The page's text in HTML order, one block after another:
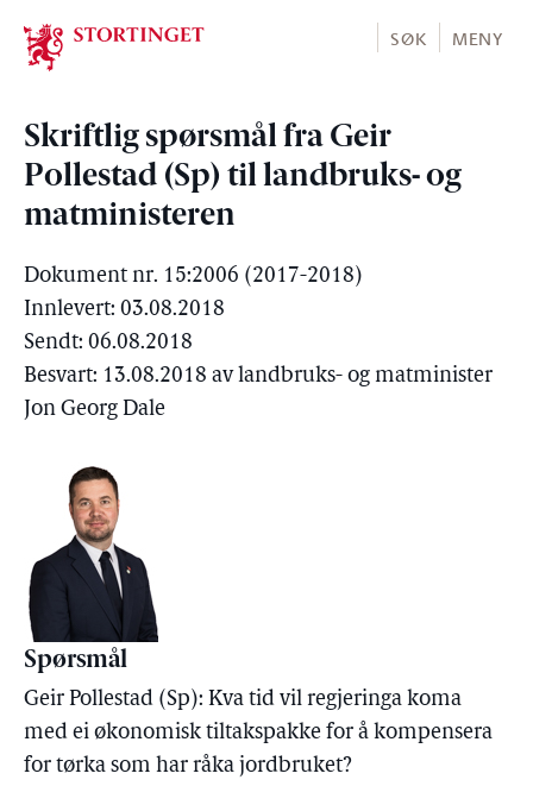
Stortinget.no
SØK MENY
Skriftlig spørsmål fra Geir
Pollestad (Sp) til landbruks- og
matministeren
Dokument nr. 15:2006 (2017-2018)
Innlevert: 03.08.2018
Sendt: 06.08.2018
Besvart: 13.08.2018 av landbruks- og matminister
Jon Georg Dale
Spørsmål
Geir Pollestad (Sp): Kva tid vil regjeringa koma
med ei økonomisk tiltakspakke for å kompensera
for tørka som har råka jordbruket?